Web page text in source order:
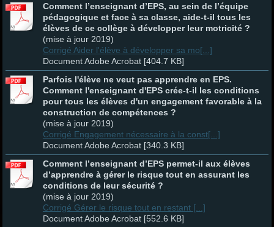
Comment l’enseignant d’EPS, au sein de l’équipe
pédagogique et face à sa classe, aide-t-il tous les
élèves de ce collège à développer leur motricité ?
(mise à jour 2019)
Corrigé Aider l'élève à développer sa mo[...]
Document Adobe Acrobat [404.7 KB]
Parfois l'élève ne veut pas apprendre en EPS.
Comment l'enseignant d'EPS crée-t-il les conditions
pour tous les élèves d'un engagement favorable à la
construction de compétences ?
(mise à jour 2019)
Corrigé Engagement nécessaire à la const[...]
Document Adobe Acrobat [340.3 KB]
Comment l’enseignant d’EPS permet-il aux élèves
d’apprendre à gérer le risque tout en assurant les
conditions de leur sécurité ?
(mise à jour 2019)
Corrigé Gérer le risque tout en restant [...]
Document Adobe Acrobat [552.6 KB]